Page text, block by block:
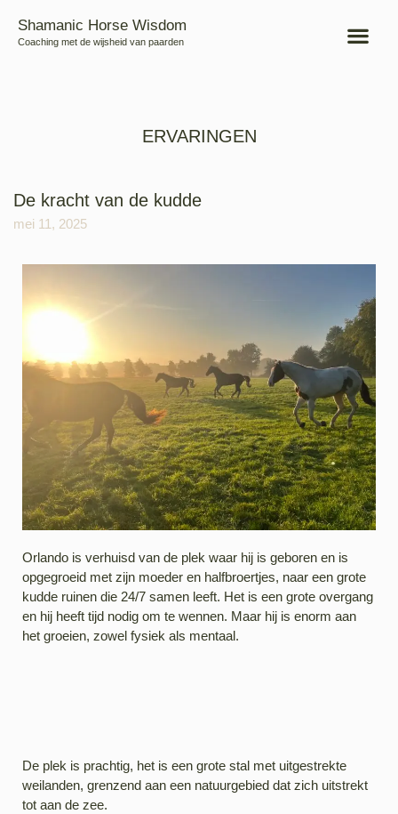
Shamanic Horse Wisdom
Coaching met de wijsheid van paarden
ERVARINGEN
De kracht van de kudde
mei 11, 2025
Orlando is verhuisd van de plek waar hij is geboren en is
opgegroeid met zijn moeder en halfbroertjes, naar een grote
kudde ruinen die 24/7 samen leeft. Het is een grote overgang
en hij heeft tijd nodig om te wennen. Maar hij is enorm aan
het groeien, zowel fysiek als mentaal.
De plek is prachtig, het is een grote stal met uitgestrekte
weilanden, grenzend aan een natuurgebied dat zich uitstrekt
tot aan de zee.